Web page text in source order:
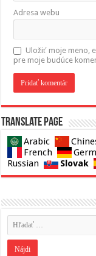
Adresa webu
Uložiť moje meno,
pre moje budúce
Translate page
Arabic
French
Russian
Slovak